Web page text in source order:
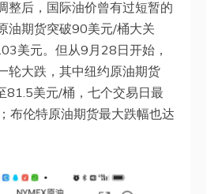
整后，国际油价曾有过短暂的
油期货突破90美元/桶大关
美元。但从9月28日开始，
轮大跌，其中纽约原油期货
81.5美元/桶，七个交易日最
布伦特原油期货最大跌幅也达